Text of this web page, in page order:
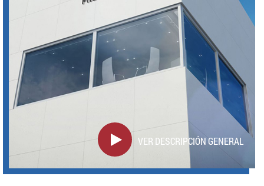
VER DESCRIPCIÓN GENERAL